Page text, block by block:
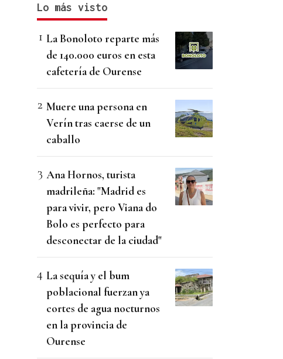
Lo más visto
La Bonoloto reparte más
de 140.000 euros en esta
cafetería de Ourense
Muere una persona en
Verín tras caerse de un
caballo
Ana Hornos, turista
madrileña: "Madrid es
para vivir, pero Viana do
Bolo es perfecto para
desconectar de la ciudad"
La sequía y el bum
poblacional fuerzan ya
cortes de agua nocturnos
en la provincia de
Ourense